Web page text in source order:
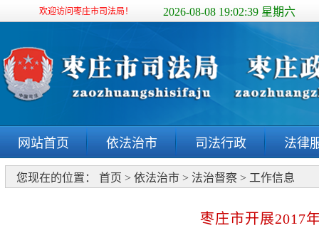
欢迎访问枣庄市司法局！ 2026-08-08 19:02:39 星期六
网站首页 依法治市 司法行政 法律
您现在的位置： 首页 > 依法治市 > 法治督察 > 工作信息
枣庄市开展2017